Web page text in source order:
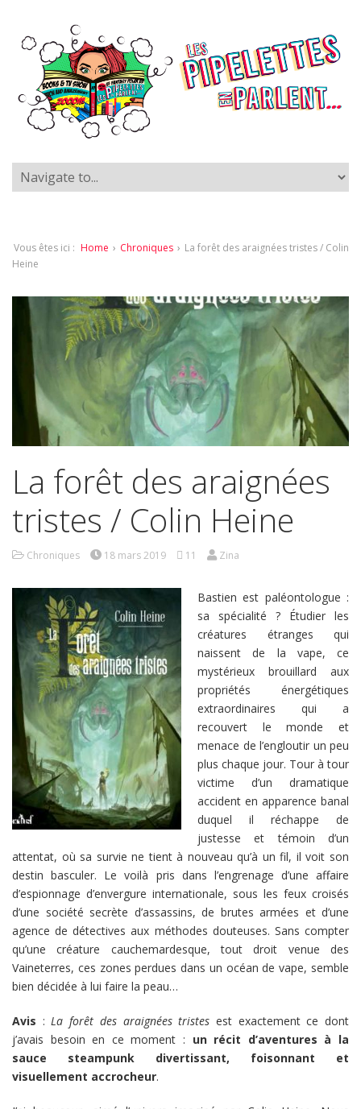
Vous êtes ici : Home › Chroniques › La forêt des araignées tristes / Colin
Heine
La forêt des araignées
tristes / Colin Heine
Chroniques 18 mars 2019 11 Zina
Bastien est paléontologue :
sa spécialité ? Étudier les
créatures étranges qui
naissent de la vape, ce
mystérieux brouillard aux
propriétés énergétiques
extraordinaires qui a
recouvert le monde et
menace de l’engloutir un peu
plus chaque jour. Tour à tour
victime d’un dramatique
accident en apparence banal
duquel il réchappe de
justesse et témoin d’un
attentat, où sa survie ne tient à nouveau qu’à un fil, il voit son
destin basculer. Le voilà pris dans l’engrenage d’une affaire
d’espionnage d’envergure internationale, sous les feux croisés
d’une société secrète d’assassins, de brutes armées et d’une
agence de détectives aux méthodes douteuses. Sans compter
qu’une créature cauchemardesque, tout droit venue des
Vaineterres, ces zones perdues dans un océan de vape, semble
bien décidée à lui faire la peau…
Avis :La forêt des araignées tristes est exactement ce dont
j’avais besoin en ce moment : un récit d’aventures à la
sauce steampunk divertissant, foisonnant et
visuellement accrocheur.